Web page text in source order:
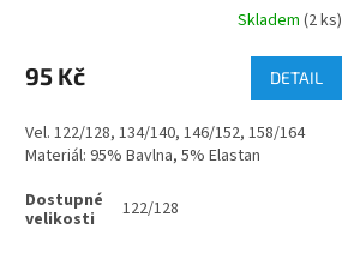
Skladem (2 ks)
95 Kč DETAIL
Vel. 122/128, 134/140, 146/152, 158/164
Materiál: 95% Bavlna, 5% Elastan
122/128